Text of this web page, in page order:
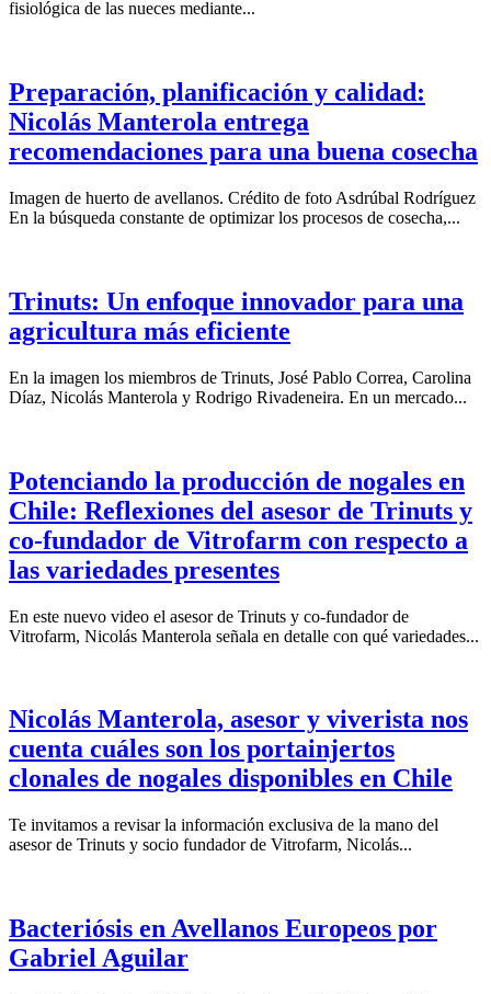
fisiológica de las nueces mediante...
Preparación, planificación y calidad:
Nicolás Manterola entrega
recomendaciones para una buena cosecha
Imagen de huerto de avellanos. Crédito de foto Asdrúbal Rodríguez
En la búsqueda constante de optimizar los procesos de cosecha,...
Trinuts: Un enfoque innovador para una
agricultura más eficiente
En la imagen los miembros de Trinuts, José Pablo Correa, Carolina
Díaz, Nicolás Manterola y Rodrigo Rivadeneira. En un mercado...
Potenciando la producción de nogales en
Chile: Reflexiones del asesor de Trinuts y
co-fundador de Vitrofarm con respecto a
las variedades presentes
En este nuevo video el asesor de Trinuts y co-fundador de
Vitrofarm, Nicolás Manterola señala en detalle con qué variedades...
Nicolás Manterola, asesor y viverista nos
cuenta cuáles son los portainjertos
clonales de nogales disponibles en Chile
Te invitamos a revisar la información exclusiva de la mano del
asesor de Trinuts y socio fundador de Vitrofarm, Nicolás...
Bacteriósis en Avellanos Europeos por
Gabriel Aguilar